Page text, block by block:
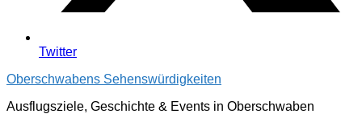
Twitter
Oberschwabens Sehenswürdigkeiten
Ausflugsziele, Geschichte & Events in Oberschwaben